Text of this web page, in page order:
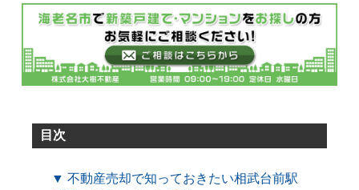
目次
▼ 不動産売却で知っておきたい相武台前駅